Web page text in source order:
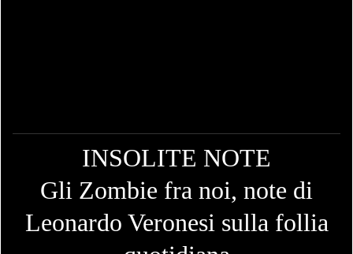
INSOLITE NOTE
Gli Zombie fra noi, note di
Leonardo Veronesi sulla follia